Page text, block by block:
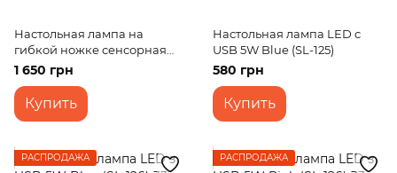
Настольная лампа на
гибкой ножке сенсорная
SL-78 8W BK
1 650 грн
Купить
Настольная лампа LED c
USB 5W Blue (SL-125)
580 грн
Купить
РАСПРОДАЖА РАСПРОДАЖА